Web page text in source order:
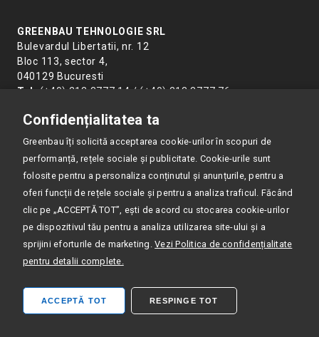
GREENBAU TEHNOLOGIE SRL
Bulevardul Libertatii, nr. 12
Bloc 113, sector 4,
040129 Bucuresti
Tel: (+40) 213 3777 14 / (+40) 213 3777 76
COMPANIE
PRODUSE
RESURSE
POLITICA DE CONFIDENȚIALITATE
ISO 9001:2015 CERTIFIED
Confidențialitatea ta
Greenbau îți solicită acceptarea cookie-urilor în scopuri de
performanță, rețele sociale și publicitate. Cookie-urile sunt
folosite pentru a personaliza conținutul și anunțurile, pentru a
oferi funcții de rețele sociale și pentru a analiza traficul. Făcând
clic pe „ACCEPTĂ TOT”, ești de acord cu stocarea cookie-urilor
pe dispozitivul tău pentru a analiza utilizarea site-ului și a
sprijini eforturile de marketing.Vezi Politica de confidențialitate
pentru detalii complete.
ACCEPTĂ TOT RESPINGE TOT